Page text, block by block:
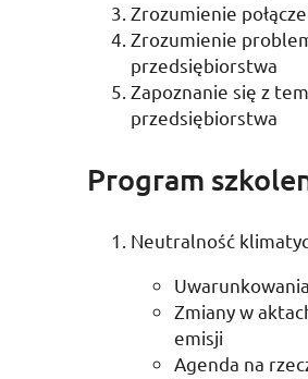
Zrozumienie
Zrozumienie
przedsiębiorstwa
Zapoznanie się z
przedsiębiorstwa
Program
Neutralność
Zmiany w
emisji
Agenda na